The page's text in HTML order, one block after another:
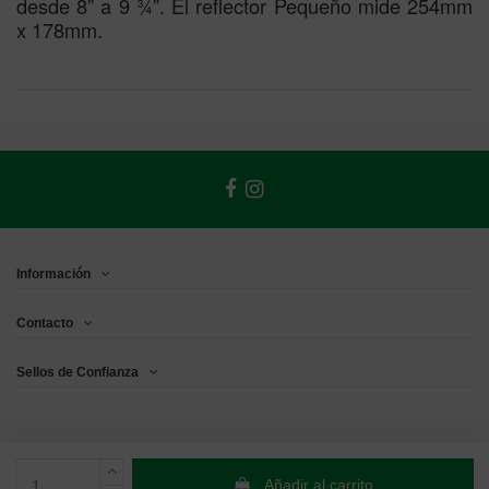
Añadir al carrito
x 178mm.
Información
Contacto
Sellos de Confianza